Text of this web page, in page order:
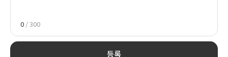
0 / 300
등록